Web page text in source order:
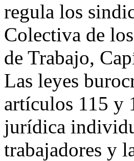
regula los
Colectiva de
de Trabajo,
Las leyes
artículos 115 y
jurídica
trabajadores y